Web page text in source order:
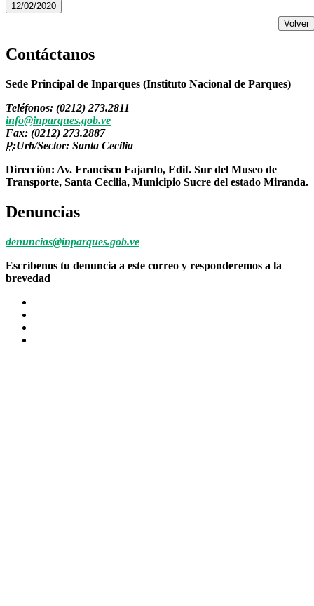
12/02/2020
Volver
Contáctanos
Sede Principal de Inparques (Instituto Nacional de Parques)
Teléfonos: (0212) 273.2811
info@inparques.gob.ve
Fax: (0212) 273.2887
P:Urb/Sector: Santa Cecilia
Dirección: Av. Francisco Fajardo, Edif. Sur del Museo de
Transporte, Santa Cecilia, Municipio Sucre del estado Miranda.
Denuncias
denuncias@inparques.gob.ve
Escríbenos tu denuncia a este correo y responderemos a la
brevedad